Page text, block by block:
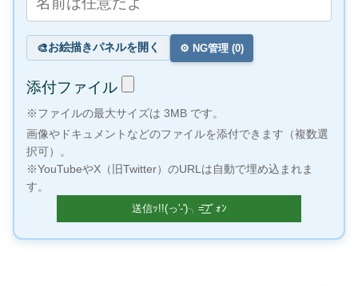
🎨お絵描きパネルを開く ⚙️ NG管理 (0)
添付ファイル
※ファイルの最大サイズは 3MB です。
画像やドキュメントなどのファイルを添付できます（複数選
択可）。
※YouTubeやX（旧Twitter）のURLは自動で埋め込まれま
す。